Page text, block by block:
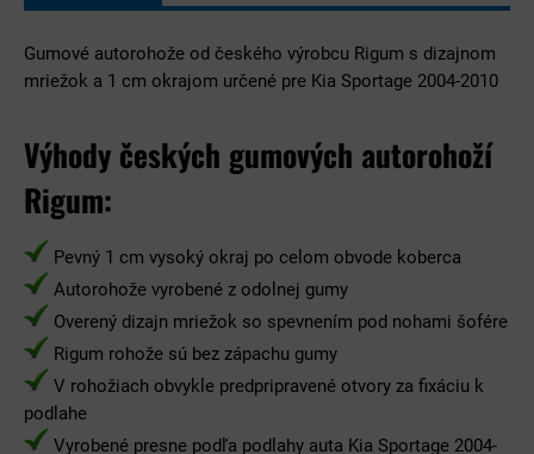
Gumové autorohože od českého výrobcu Rigum s dizajnom
mriežok a 1 cm okrajom určené pre Kia Sportage 2004-2010
Výhody českých gumových autorohoží
Rigum:
Pevný 1 cm vysoký okraj po celom obvode koberca
Autorohože vyrobené z odolnej gumy
Overený dizajn mriežok so spevnením pod nohami šofére
Rigum rohože sú bez zápachu gumy
V rohožiach obvykle predpripravené otvory za fixáciu k
podlahe
Vyrobené presne podľa podlahy auta Kia Sportage 2004-